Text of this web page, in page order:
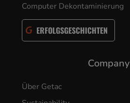
Computer Dekontaminierung
ERFOLGSGESCHICHTEN
Company
Über Getac